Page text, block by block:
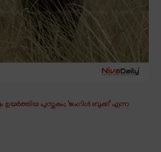
ഉയർത്തിയ പുസ്തകം; ‘ജംഗിൾ ബുക്ക്’ എന്ന